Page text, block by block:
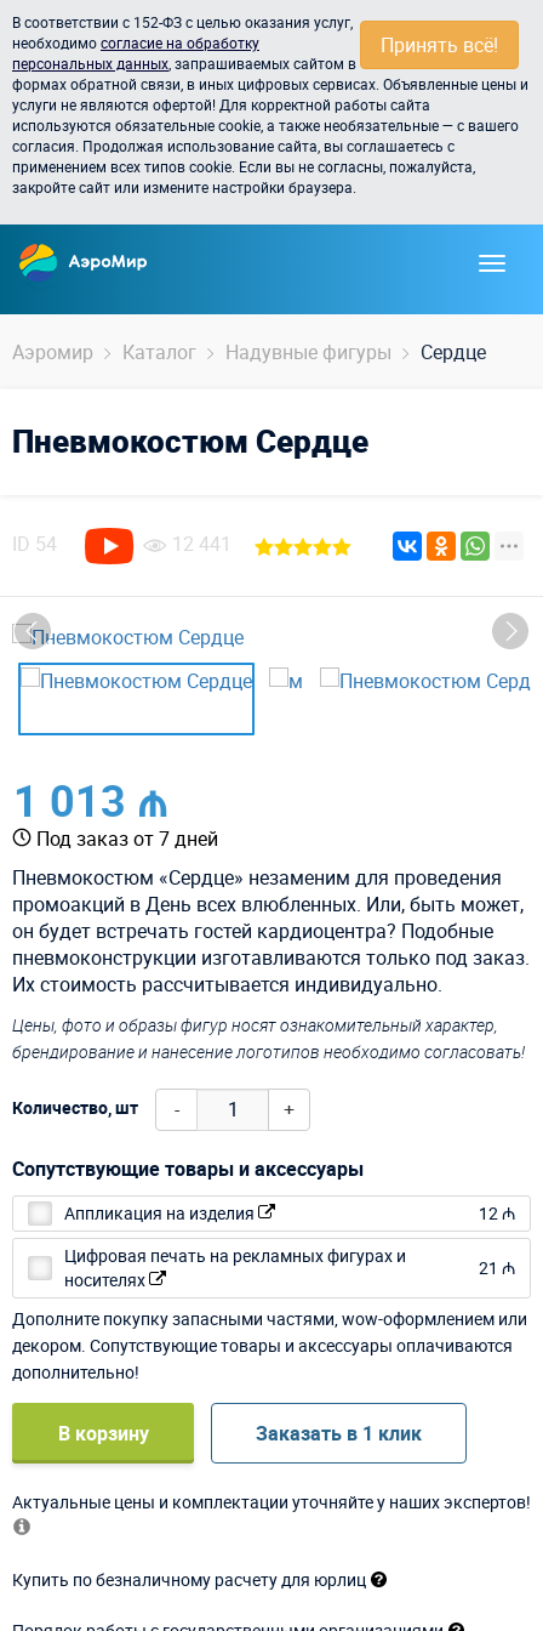
Принять всё!
В соответствии с 152-ФЗ с целью оказания услуг,
необходимосогласие на обработку
персональных данных , запрашиваемых сайтом в
формах обратной связи, в иных цифровых сервисах. Объявленные цены и
услуги не являются офертой! Для корректной работы сайта
используются обязательные cookie, а также необязательные — с вашего
согласия. Продолжая использование сайта, вы соглашаетесь с
применением всех типов cookie. Если вы не согласны, пожалуйста,
закройте сайт или измените настройки браузера.
Аэромир Каталог Надувные фигуры Сердце
Пневмокостюм Сердце
ID 54 12 441
1 013 ₼
Под заказ от 7 дней
Пневмокостюм «Сердце» незаменим для проведения
промоакций в День всех влюбленных. Или, быть может,
он будет встречать гостей кардиоцентра? Подобные
пневмоконструкции изготавливаются только под заказ.
Их стоимость рассчитывается индивидуально.
Цены, фото и образы фигур носят ознакомительный характер,
брендирование и нанесение логотипов необходимо согласовать!
Количество, шт - +
Сопутствующие товары и аксессуары
Аппликация на изделия
12 ₼
Цифровая печать на рекламных фигурах и
носителях
21 ₼
Дополните покупку запасными частями, wow-оформлением или
декором. Сопутствующие товары и аксессуары оплачиваются
дополнительно!
В корзину Заказать в 1 клик
Актуальные цены и комплектации уточняйте у наших экспертов!
Купить по безналичному расчету для юрлиц